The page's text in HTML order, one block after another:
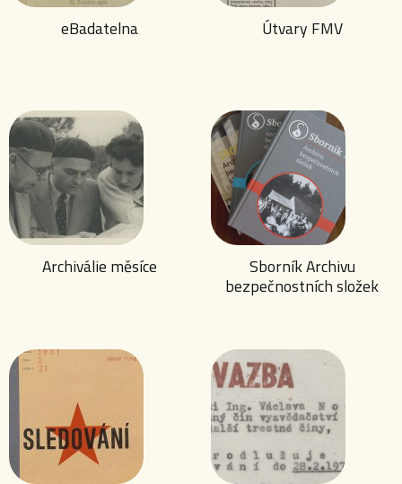
eBadatelna Útvary FMV
Archiválie měsíce
Sborník Archivu
bezpečnostních složek